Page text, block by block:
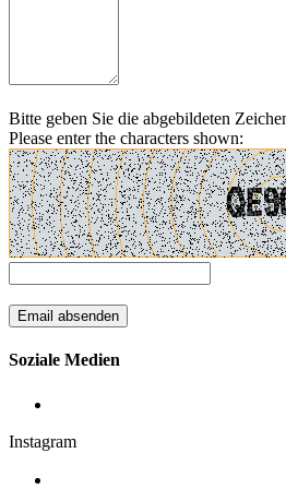
Bitte geben Sie die abgebildeten
Please enter the characters shown:
Soziale Medien
Instagram